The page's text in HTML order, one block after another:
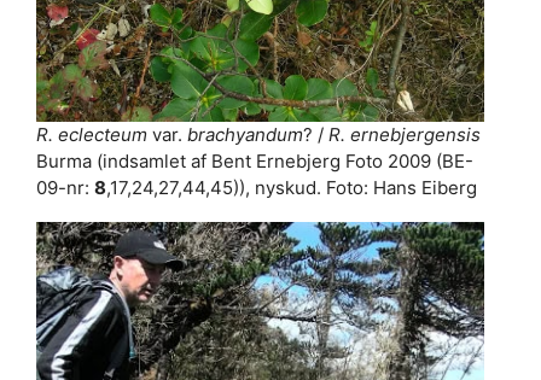
R. eclecteum var. brachyandum? / R. ernebjergensis
Burma (indsamlet af Bent Ernebjerg Foto 2009 (BE-
09-nr: 8,17,24,27,44,45)), nyskud. Foto: Hans Eiberg